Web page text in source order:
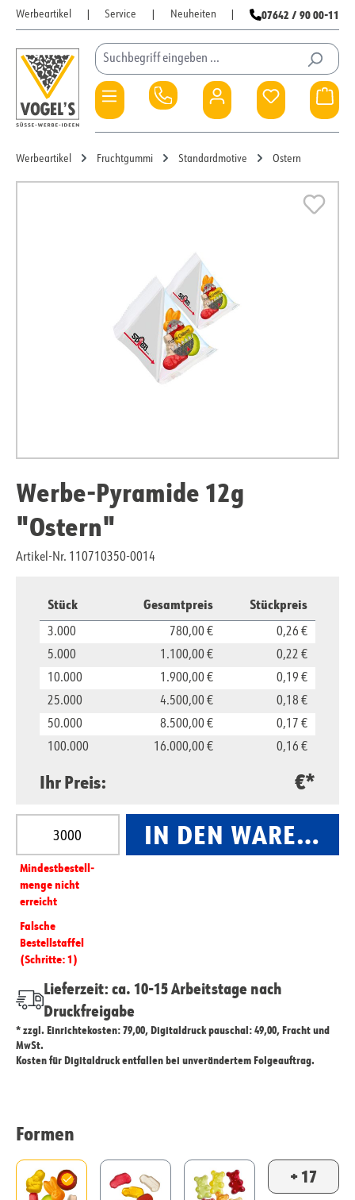
Zum Hauptinhalt springen
Werbeartikel Service Neuheiten 07642 / 90 00-11
Du hast 0
Werbeartikel Fruchtgummi Standardmotive Ostern
Werbe-Pyramide 12g
"Ostern"
Artikel-Nr. 110710350-0014
Stück Gesamtpreis Stückpreis
3.000 780,00 €
0,26 €
5.000
1.100,00 €
0,22 €
10.000
1.900,00 €
0,19 €
25.000
4.500,00 €
0,18 €
50.000
8.500,00 €
0,17 €
100.000
16.000,00 € 0,16 €
Ihr Preis: €*
Produkt Anzahl: Gib den gewünschten Wert ein
Mindest­­bestell­­
menge nicht
erreicht
Falsche
Bestellstaffel
(Schritte: 1)
IN DEN
Lieferzeit: ca. 10-15 Arbeitstage nach
Druckfreigabe
* zzgl. Einrichtekosten: 79,00, Digitaldruck pauschal: 49,00, Fracht und
MwSt.
Kosten für Digitaldruck entfallen bei unverändertem Folgeauftrag.
Formen
+ 17